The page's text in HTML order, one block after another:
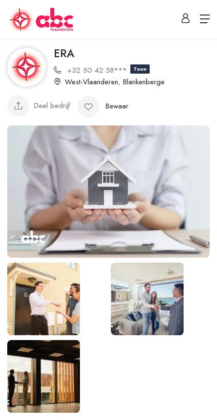
ERA
+32 50 42 58*** Toon
West-Vlaanderen, Blankenberge
Deel bedrijf Bewaar